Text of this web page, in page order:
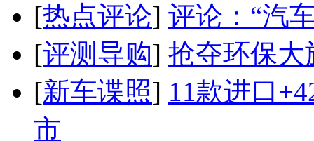
[热点评论] 评论：“汽
[评测导购] 抢夺环保大
[新车谍照] 11款进口
市